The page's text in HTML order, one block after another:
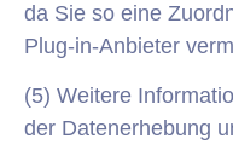
da Sie so eine
Plug-in-Anbieter
(5) Weitere
der Datenerhebung